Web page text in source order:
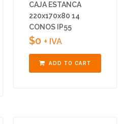
CAJA ESTANCA
220x170x80 14
CONOS IP55
$0 + IVA
ADD TO CART